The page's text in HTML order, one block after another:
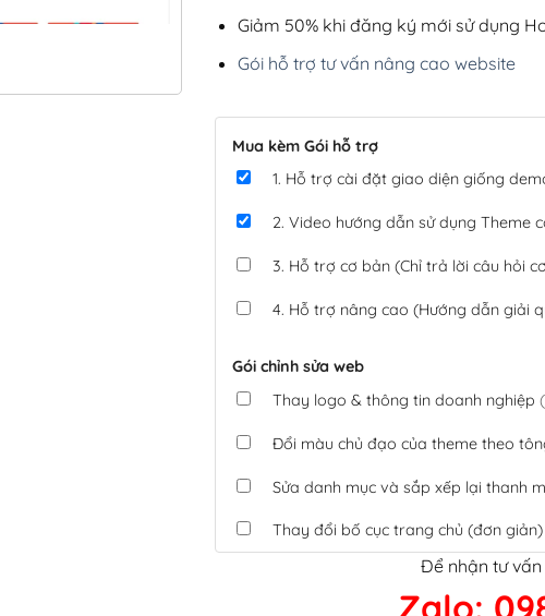
Giảm 50% khi đăng ký mới sử dụng
Gói hỗ trợ tư vấn nâng cao website
Mua kèm Gói hỗ trợ
1. Hỗ trợ cài đặt giao diện giống
2. Video hướng dẫn sử dụng Theme
3. Hỗ trợ cơ bản (Chỉ trả lời câu hỏi
4. Hỗ trợ nâng cao (Hướng dẫn giải
Gói chỉnh sửa web
Thay logo & thông tin doanh nghiệp
Đổi màu chủ đạo của theme theo
Sửa danh mục và sắp xếp lại thanh
Thay đổi bố cục trang chủ (đơn giản)
Tích hợp thanh toán QR Code ngân
Để nhận tư
Zalo: